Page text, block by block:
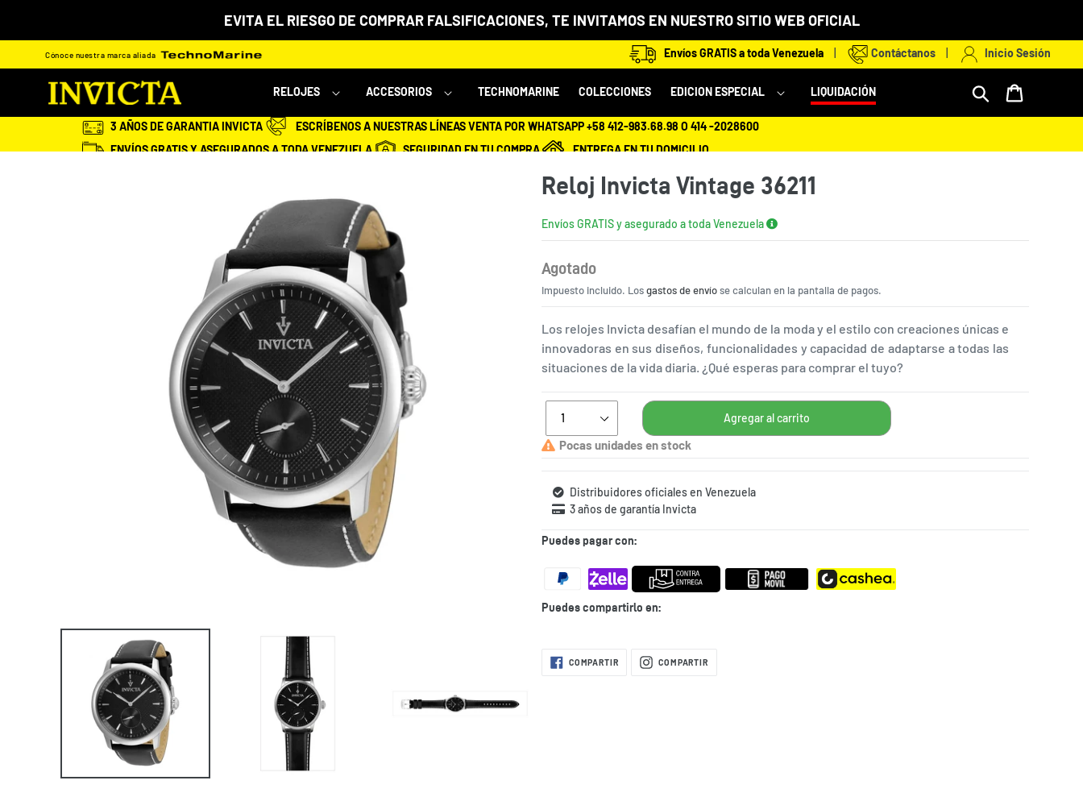
al
contenido
EVITA EL RIESGO DE COMPRAR FALSIFICACIONES, TE INVITAMOS EN NUESTRO SITIO WEB OFICIAL
Envíos GRATIS a toda Venezuela Contáctanos Inicio Sesión
Cónoce nuestra marca aliada
RELOJES ACCESORIOS TECHNOMARINE COLECCIONES EDICION ESPECIAL LIQUIDACIÓN
3 AÑOS DE GARANTIA INVICTA
ESCRÍBENOS A NUESTRAS LÍNEAS VENTA POR WHATSAPP +58 412-983.68.98 O 414 -2028600
ENVÍOS GRATIS Y ASEGURADOS A TODA VENEZUELA
SEGURIDAD EN TU COMPRA ENTREGA EN TU DOMICILIO
Reloj Invicta Vintage 36211
Envíos GRATIS y asegurado a toda Venezuela
Precio
habitual
Agotado
Impuesto incluido. Losgastos de envíose calculan en la pantalla de pagos.
Los relojes Invicta desafían el mundo de la moda y el estilo con creaciones únicas e
innovadoras en sus diseños, funcionalidades y capacidad de adaptarse a todas las
situaciones de la vida diaria. ¿Qué esperas para comprar el tuyo?
Pocas unidades en stock
Distribuidores oficiales en Venezuela
3 años de garantía Invicta
Puedes pagar con:
Puedes compartirlo en:
Agregando
COMPARTIRCOMPARTIR
EN COMPARTIRCOMPARTIR
EN